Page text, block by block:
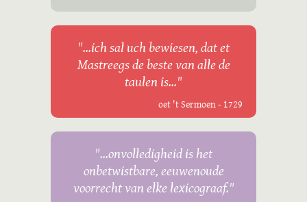
"...ich sal uch bewiesen, dat et
Mastreegs de beste van alle de
taulen is..."
oet 't Sermoen - 1729
"...onvolledigheid is het
onbetwistbare, eeuwenoude
voorrecht van elke lexicograaf."